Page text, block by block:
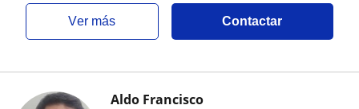
ver más Contactar
Aldo Francisco